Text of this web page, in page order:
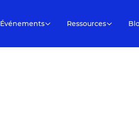
Événements Ressources